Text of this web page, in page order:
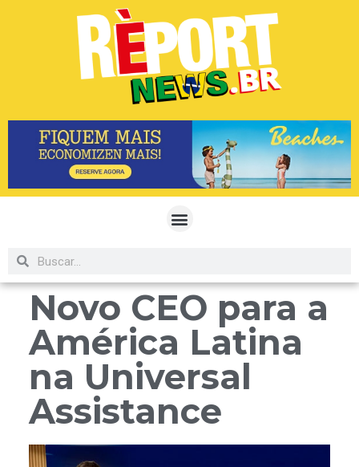
Novo CEO para a
América Latina
na Universal
Assistance